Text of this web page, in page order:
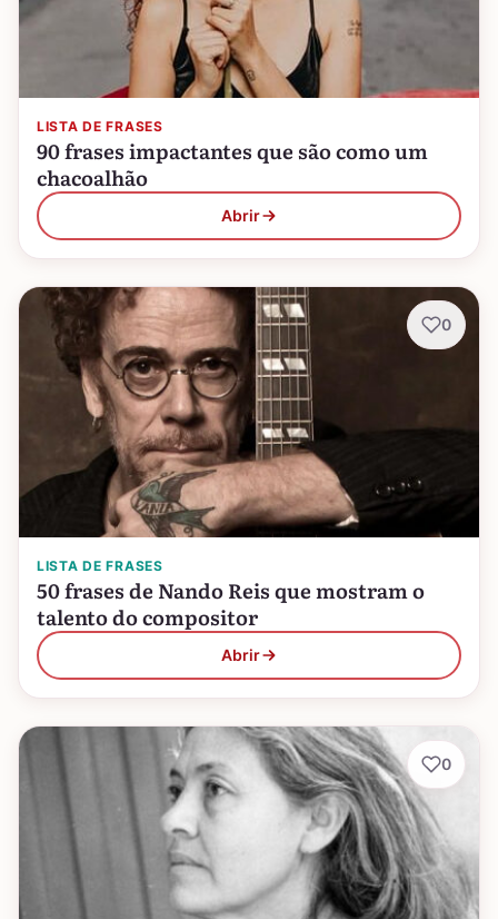
LISTA DE FRASES
90 frases impactantes que são como um
chacoalhão
Abrir
LISTA DE FRASES
50 frases de Nando Reis que mostram o
talento do compositor
Abrir
0
0